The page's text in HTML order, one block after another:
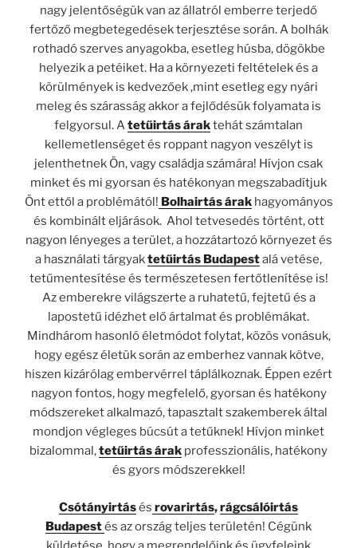
nagy jelentőségük van az állatról emberre terjedő
fertőző megbetegedések terjesztése során. A bolhák
rothadó szerves anyagokba, esetleg húsba, dögökbe
helyezik a petéiket. Ha a környezeti feltételek és a
körülmények is kedvezőek ,mint esetleg egy nyári
meleg és szárasság akkor a fejlődésük folyamata is
felgyorsul. Atetűirtás áraktehát számtalan
kellemetlenséget és roppant nagyon veszélyt is
jelenthetnek Ön, vagy családja számára! Hívjon csak
minket és mi gyorsan és hatékonyan megszabadítjuk
Önt ettől a problémától! Bolhairtás árakhagyományos
és kombinált eljárások. Ahol tetvesedés történt, ott
nagyon lényeges a terület, a hozzátartozó környezet és
a használati tárgyaktetűirtás Budapestalá vetése,
tetűmentesítése és természetesen fertőtlenítése is!
Az emberekre világszerte a ruhatetű, fejtetű és a
lapostetű idézhet elő ártalmat és problémákat.
Mindhárom hasonló életmódot folytat, közös vonásuk,
hogy egész életük során az emberhez vannak kötve,
hiszen kizárólag embervérrel táplálkoznak. Éppen ezért
nagyon fontos, hogy megfelelő, gyorsan és hatékony
módszereket alkalmazó, tapasztalt szakemberek által
mondjon végleges búcsút a tetűknek! Hívjon minket
bizalommal,tetűirtás árak professzionális, hatékony
és gyors módszerekkel!
Csótányirtásés rovarirtás,rágcsálóirtás
Budapestés az ország teljes területén! Cégünk